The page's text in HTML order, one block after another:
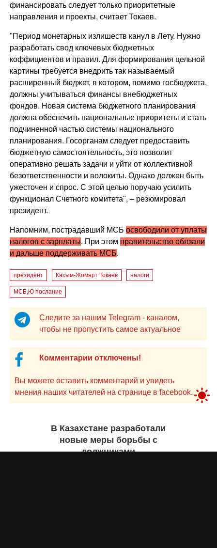
финансировать следует только приоритетные
направления и проекты, считает Токаев.
"Период монетарных излишеств канул в Лету. Нужно
разработать свод ключевых бюджетных
коффициентов и правил. Для формирования цельной
картины требуется внедрить так называемый
расширенный бюджет, в котором, помимо госбюджета,
должны учитываться финансы внебюджетных
фондов. Новая система бюджетного планирования
должна обеспечить национальные приоритеты и стать
подчиненной частью системы национального
планирования. Госорганам следует предоставить
бюджетную самостоятельность, это позволит
оперативно решать задачи и уйти от коллективной
безответственности и волокиты. Однако должен быть
ужесточен и спрос. С этой целью поручаю усилить
функционал Счетного комитета", – резюмировал
президент.
Напомним, пострадавший МСБосвободили от уплаты
налогов с зарплаты. При этом правительство обязали
и дальше поддерживать МСБ.
президент Касым-Жомарт Токаев налоги
МСБ,Ю послание
Следите за нашим Telegram - каналом,
чтобы не пропустить самое актуальное
Комментарии отключены!
Вы можете оставить комментарий и увидеть
мнения наших читателей на странице в facebook.
В Казахстане разработали
новые меры борьбы с
должниками